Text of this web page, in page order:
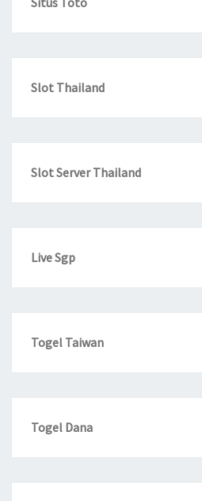
Slot Thailand
Slot Server Thailand
Live Sgp
Togel Taiwan
Togel Dana